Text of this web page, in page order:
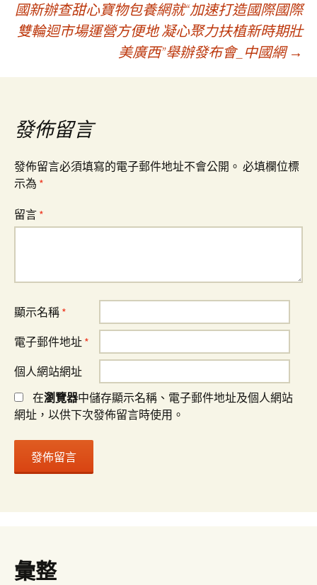
章
導
覽
國新辦查甜心寶物包養網就“加速打造國際國際
雙輪迴市場運營方便地 凝心聚力扶植新時期壯
美廣西”舉辦發布會_中國網 →
發佈留言
發佈留言必須填寫的電子郵件地址不會公開。 必填欄位標
示為 *
留言 *
顯示名稱 *
電子郵件地址 *
個人網站網址
在瀏覽器中儲存顯示名稱、電子郵件地址及個人網站
網址，以供下次發佈留言時使用。
彙整